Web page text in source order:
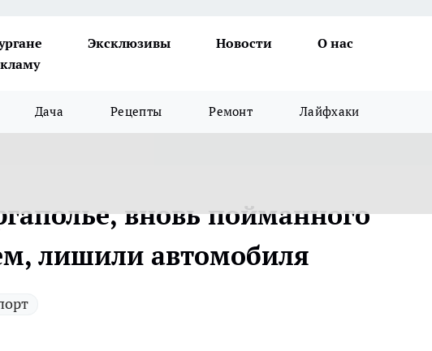
Эксклюзивы Новости
О нас
Дача Рецепты Ремонт Лайфхаки
вновь пойманного
лишили автомобиля